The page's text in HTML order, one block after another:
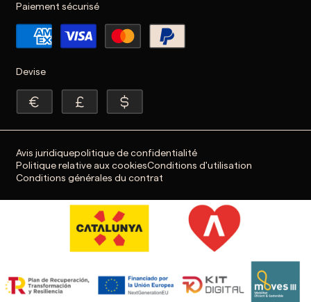
Paiement sécurisé
Devise
Avis juridiquepolitique de confidentialité
Politique relative aux cookiesConditions d'utilisation
Conditions générales du contrat